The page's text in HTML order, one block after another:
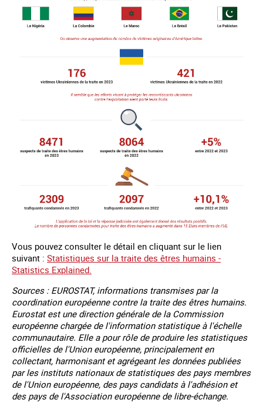
Vous pouvez consulter le détail en cliquant sur le lien
suivant : Statistiques sur la traite des êtres humains -
Statistics Explained.
Sources : EUROSTAT, informations transmises par la
coordination européenne contre la traite des êtres humains.
Eurostat est une direction générale de la Commission
européenne chargée de l'information statistique à l'échelle
communautaire. Elle a pour rôle de produire les statistiques
officielles de l'Union européenne, principalement en
collectant, harmonisant et agrégeant les données publiées
par les instituts nationaux de statistiques des pays membres
de l'Union européenne, des pays candidats à l'adhésion et
des pays de l'Association européenne de libre-échange.